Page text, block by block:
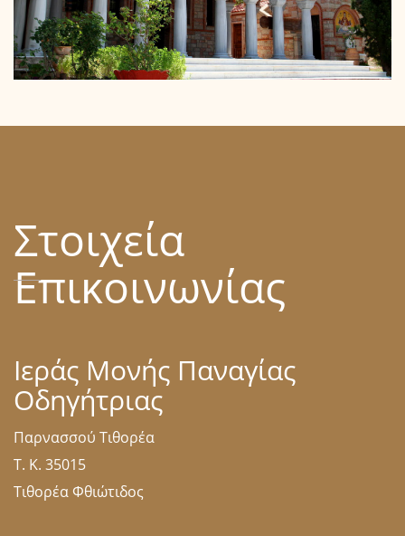
ΚΤΙΡΙΑ - ΚΑΘΟΛΙΚΟ
ιερά μονή παναγίας οδηγητρίας
Στοιχεία
Επικοινωνίας
Ιεράς Μονής Παναγίας
Οδηγήτριας
Παρνασσού Τιθορέα
Τ. Κ. 35015
Τιθορέα Φθιώτιδος